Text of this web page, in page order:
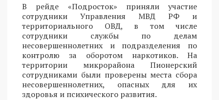
В рейде «Подросток» приняли участие
сотрудники Управления МВД РФ и
территориального ОВД, в том числе
сотрудники службы по делам
несовершеннолетних и подразделения по
контролю за оборотом наркотиков. На
территории микрорайона Пионерский
сотрудниками были проверены места сбора
несовершеннолетних, опасных для их
здоровья и психического развития.